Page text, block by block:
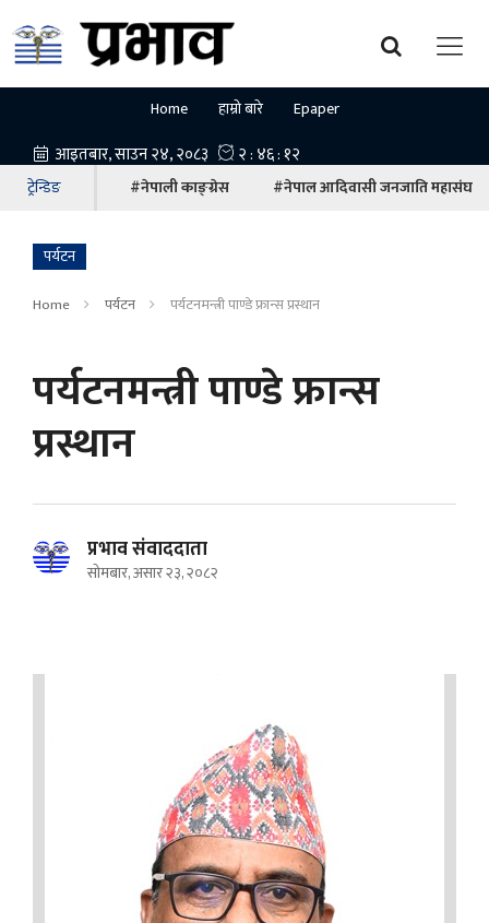
Home हाम्रो बारे Epaper
ट्रेन्डिङ #नेपाली काङ्ग्रेस #नेपाल आदिवासी जनजाति महासंघ
पर्यटन
Home पर्यटन पर्यटनमन्त्री पाण्डे फ्रान्स प्रस्थान
पर्यटनमन्त्री पाण्डे फ्रान्स
प्रस्थान
प्रभाव संवाददाता
सोमबार, असार २३, २०८२